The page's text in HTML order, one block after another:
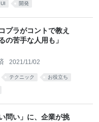
UI 開発
プラがコントで教え
の苦手な人用も」
2021/11/02
テクニック お役立ち
問い」に、企業が挑